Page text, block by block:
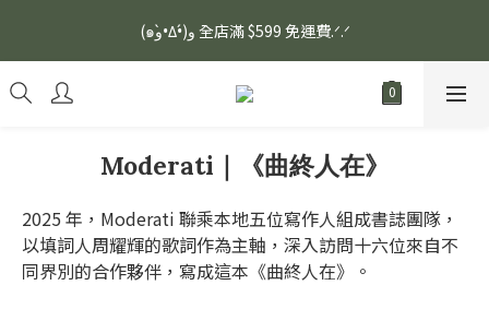
安眠熟睡、穩定血壓、瞓醒精神更集中🌿ASONE GABA TEA 如一
舒眠茶（15入）｜優質養生高山茶
(๑و•̀Δ•́)و 全店滿 $599 免運費.ᐟ.ᐟ
安眠熟睡、穩定血壓、瞓醒精神更集中🌿ASONE GABA TEA 如一
舒眠茶（15入）｜優質養生高山茶
Moderati｜《曲終人在》
2025 年，Moderati 聯乘本地五位寫作人組成書誌團隊，
以填詞人周耀輝的歌詞作為主軸，深入訪問十六位來自不
同界別的合作夥伴，寫成這本《曲終人在》。